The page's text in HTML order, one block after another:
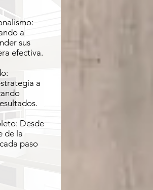
a
sus
efectiva.
a
Desde
de la
paso